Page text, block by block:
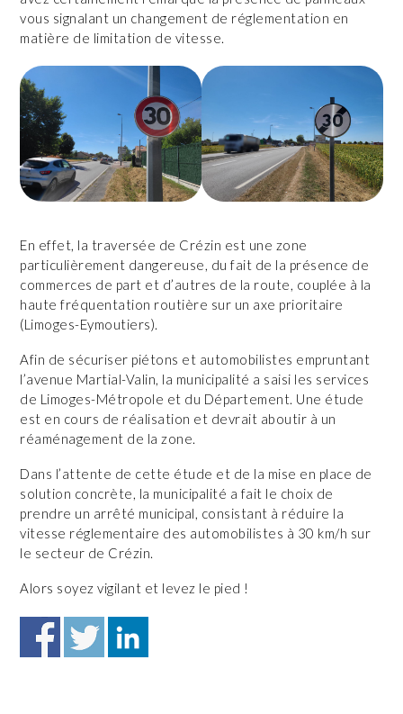
vous signalant un changement de réglementation en
matière de limitation de vitesse.
En effet, la traversée de Crézin est une zone
particulièrement dangereuse, du fait de la présence de
commerces de part et d’autres de la route, couplée à la
haute fréquentation routière sur un axe prioritaire
(Limoges-Eymoutiers).
Afin de sécuriser piétons et automobilistes empruntant
l’avenue Martial-Valin, la municipalité a saisi les services
de Limoges-Métropole et du Département. Une étude
est en cours de réalisation et devrait aboutir à un
réaménagement de la zone.
Dans l’attente de cette étude et de la mise en place de
solution concrète, la municipalité a fait le choix de
prendre un arrêté municipal, consistant à réduire la
vitesse réglementaire des automobilistes à 30 km/h sur
le secteur de Crézin.
Alors soyez vigilant et levez le pied !